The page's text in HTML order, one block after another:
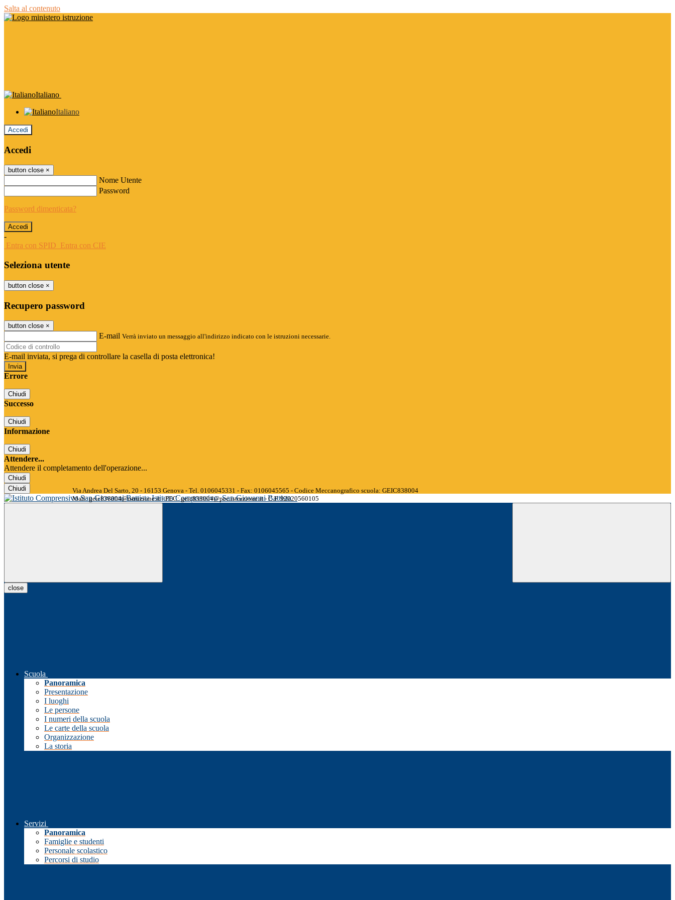
Salta al contenuto
Italiano
Italiano
Accedi
Accedi
button close ×
Nome Utente
Password
Password dimenticata?
-
Entra con SPID Entra con CIE
Seleziona utente
button close ×
Recupero password
button close ×
E-mail Verrà inviato un messaggio all'indirizzo indicato con le istruzioni necessarie.
E-mail inviata, si prega di controllare la casella di posta elettronica!
Errore
Chiudi
Successo
Chiudi
Informazione
Chiudi
Attendere...
Attendere il completamento dell'operazione...
Chiudi
Chiudi
Istituto Comprensivo San Giovanni Battista
Via Andrea Del Sarto, 20 - 16153 Genova - Tel. 0106045331 - Fax: 0106045565 - Codice Meccanografico scuola: GEIC838004
Mail: geic838004@istruzione.it - PEC: geic838004@pec.istruzione.it - C.F. 92020560105
close
Scuola
Panoramica
Presentazione
I luoghi
Le persone
I numeri della scuola
Le carte della scuola
Organizzazione
La storia
Servizi
Panoramica
Famiglie e studenti
Personale scolastico
Percorsi di studio